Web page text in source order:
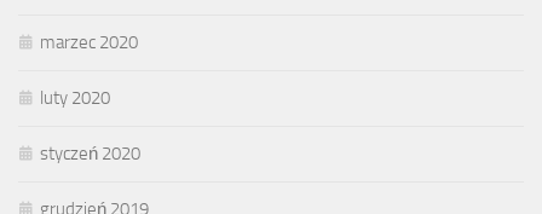
marzec 2020
luty 2020
styczeń 2020
grudzień 2019